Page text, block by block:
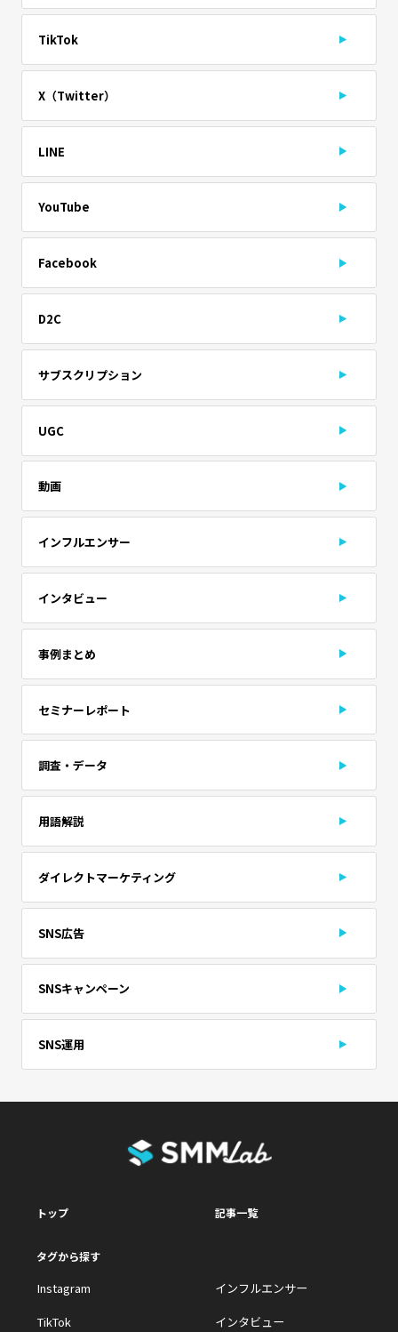
TikTok
X（Twitter）
LINE
YouTube
Facebook
D2C
サブスクリプション
UGC
動画
インフルエンサー
インタビュー
事例まとめ
セミナーレポート
調査・データ
用語解説
ダイレクトマーケティング
SNS広告
SNSキャンペーン
SNS運用
トップ 記事一覧
タグから探す
Instagram
TikTok
インフルエンサー
インタビュー